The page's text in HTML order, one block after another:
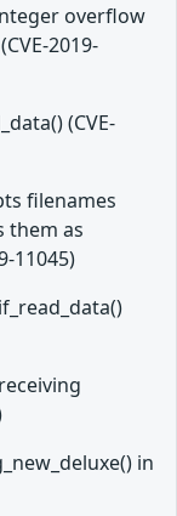
overflow
2019-
(CVE-
filenames
them as
11045)
in